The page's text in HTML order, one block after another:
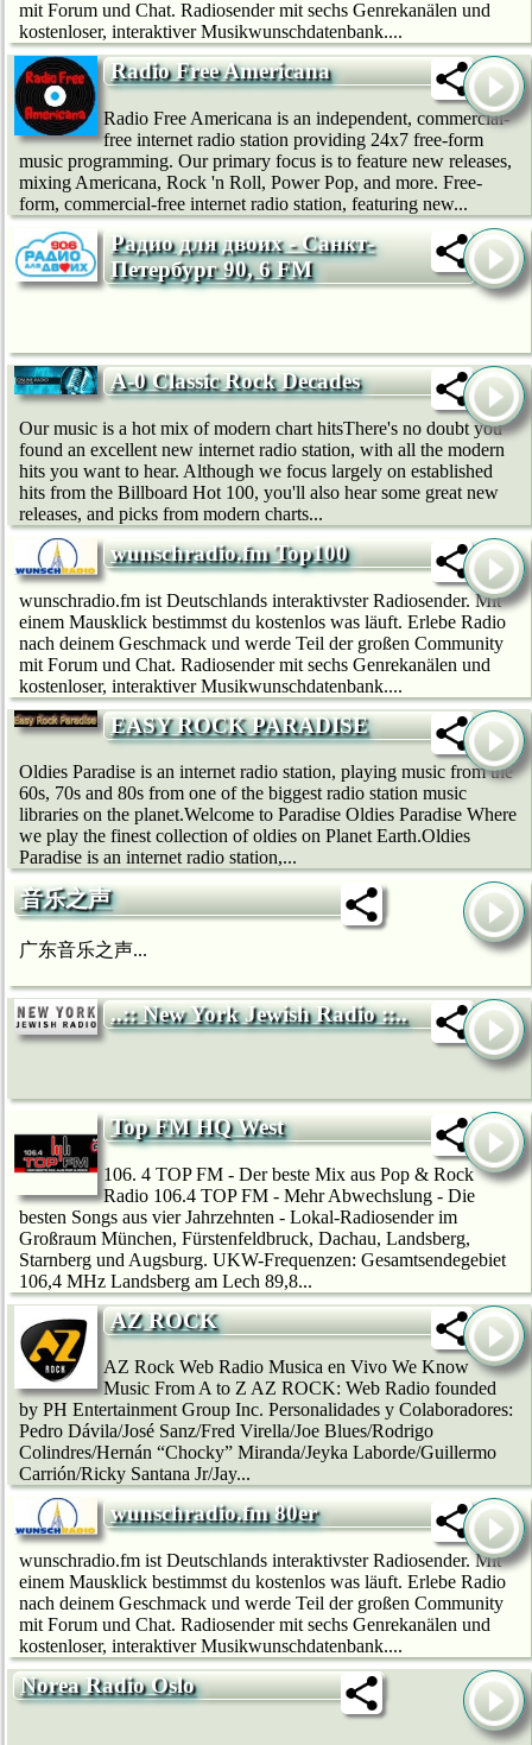
mit Forum und Chat. Radiosender mit sechs Genrekanälen und
kostenloser, interaktiver Musikwunschdatenbank....
Radio Free Americana
Radio Free Americana is an independent, commercial-
free internet radio station providing 24x7 free-form
music programming. Our primary focus is to feature new releases,
mixing Americana, Rock 'n Roll, Power Pop, and more. Free-
form, commercial-free internet radio station, featuring new...
Радио для двоих - Санкт-
Петербург 90, 6 FM
A-0 Classic Rock Decades
Our music is a hot mix of modern chart hitsThere's no doubt you
found an excellent new internet radio station, with all the modern
hits you want to hear. Although we focus largely on established
hits from the Billboard Hot 100, you'll also hear some great new
releases, and picks from modern charts...
wunschradio.fm Top100
wunschradio.fm ist Deutschlands interaktivster Radiosender. Mit
einem Mausklick bestimmst du kostenlos was läuft. Erlebe Radio
nach deinem Geschmack und werde Teil der großen Community
mit Forum und Chat. Radiosender mit sechs Genrekanälen und
kostenloser, interaktiver Musikwunschdatenbank....
EASY ROCK PARADISE
Oldies Paradise is an internet radio station, playing music from the
60s, 70s and 80s from one of the biggest radio station music
libraries on the planet.Welcome to Paradise Oldies Paradise Where
we play the finest collection of oldies on Planet Earth.Oldies
Paradise is an internet radio station,...
音乐之声
广东音乐之声...
..:: New York Jewish Radio ::..
Top FM HQ West
106. 4 TOP FM - Der beste Mix aus Pop & Rock
Radio 106.4 TOP FM - Mehr Abwechslung - Die
besten Songs aus vier Jahrzehnten - Lokal-Radiosender im
Großraum München, Fürstenfeldbruck, Dachau, Landsberg,
Starnberg und Augsburg. UKW-Frequenzen: Gesamtsendegebiet
106,4 MHz Landsberg am Lech 89,8...
AZ ROCK
AZ Rock Web Radio Musica en Vivo We Know
Music From A to Z AZ ROCK: Web Radio founded
by PH Entertainment Group Inc. Personalidades y Colaboradores:
Pedro Dávila/José Sanz/Fred Virella/Joe Blues/Rodrigo
Colindres/Hernán “Chocky” Miranda/Jeyka Laborde/Guillermo
Carrión/Ricky Santana Jr/Jay...
wunschradio.fm 80er
wunschradio.fm ist Deutschlands interaktivster Radiosender. Mit
einem Mausklick bestimmst du kostenlos was läuft. Erlebe Radio
nach deinem Geschmack und werde Teil der großen Community
mit Forum und Chat. Radiosender mit sechs Genrekanälen und
kostenloser, interaktiver Musikwunschdatenbank....
Norea Radio Oslo